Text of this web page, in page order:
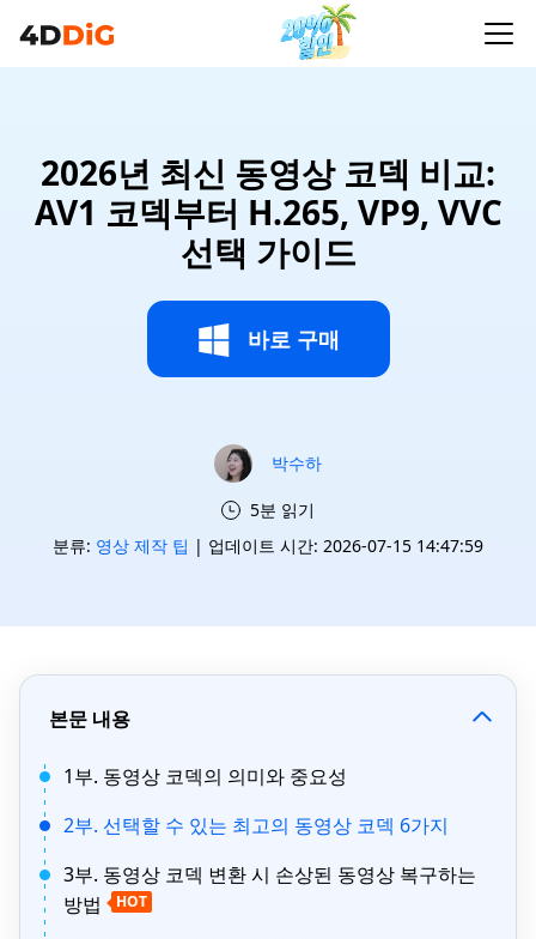
2026년 최신 동영상 코덱 비교:
AV1 코덱부터 H.265, VP9, VVC
선택 가이드
바로 구매
박수하
5분 읽기
분류: 영상 제작 팁 | 업데이트 시간: 2026-07-15 14:47:59
본문 내용
1부. 동영상 코덱의 의미와 중요성
2부. 선택할 수 있는 최고의 동영상 코덱 6가지
3부. 동영상 코덱 변환 시 손상된 동영상 복구하는
방법
HOT